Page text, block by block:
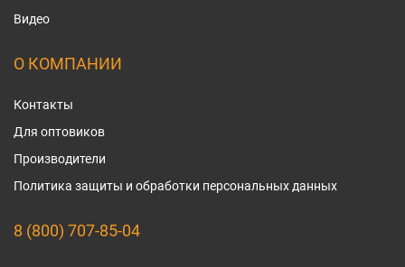
Видео
О КОМПАНИИ
Контакты
Для оптовиков
Производители
Политика защиты и обработки персональных данных
8 (800) 707-85-04